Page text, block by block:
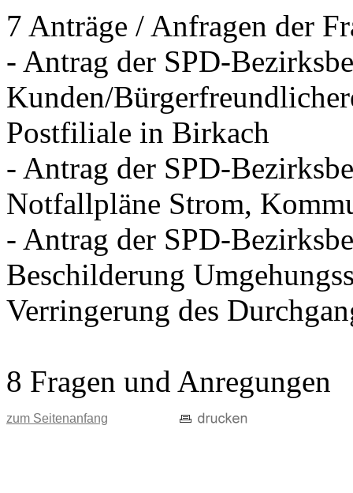
7 Anträge / Anfragen der
- Antrag der SPD-
Kunden/
Postfiliale in Birkach
- Antrag der SPD-
Notfallpläne Strom,
- Antrag der SPD-
Beschilderung
Verringerung des
8 Fragen und Anregungen
zum Seitenanfang